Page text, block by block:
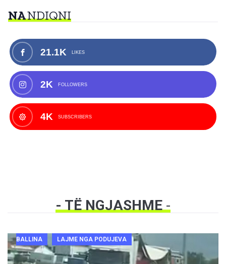
NANDIQNI
21.1K LIKES
2K FOLLOWERS
4K SUBSCRIBERS
- TË NGJASHME-
BALLINA LAJME NGA PODUJEVA